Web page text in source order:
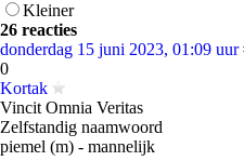
Kleiner
26 reacties
donderdag 15 juni 2023, 01:09 uur
0
Kortak
Vincit Omnia Veritas
Zelfstandig naamwoord
piemel (m) - mannelijk